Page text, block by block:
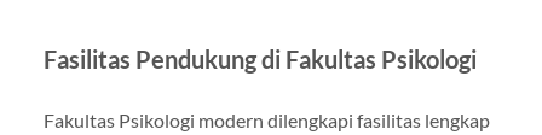
Fasilitas Pendukung di Fakultas Psikologi
Fakultas Psikologi modern dilengkapi fasilitas lengkap